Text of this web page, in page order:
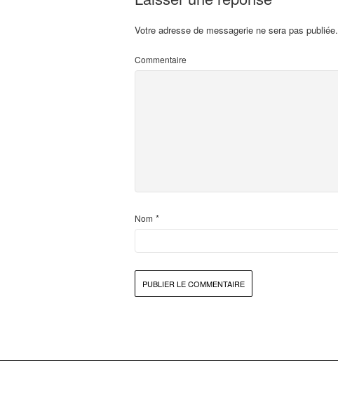
Votre adresse de messagerie ne sera pas publiée.
Commentaire
Nom *